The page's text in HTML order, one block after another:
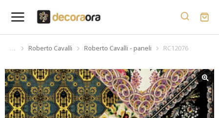
You are here:
Roberto Cavalli Roberto Cavalli - paneli RC12076